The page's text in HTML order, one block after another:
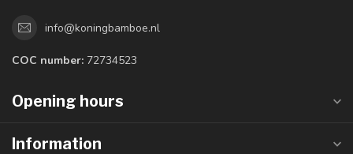
info@koningbamboe.nl
COC number: 72734523
Opening hours
Information